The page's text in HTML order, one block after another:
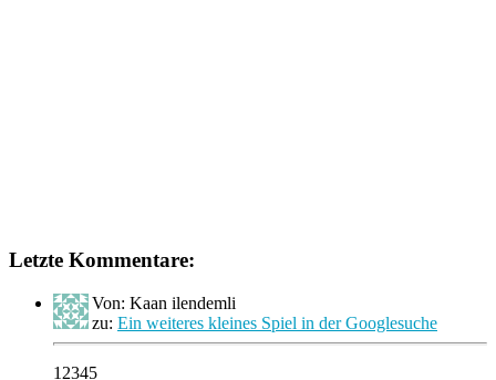
Letzte Kommentare:
Von: Kaan ilendemli
zu: Ein weiteres kleines Spiel in der Googlesuche
12345